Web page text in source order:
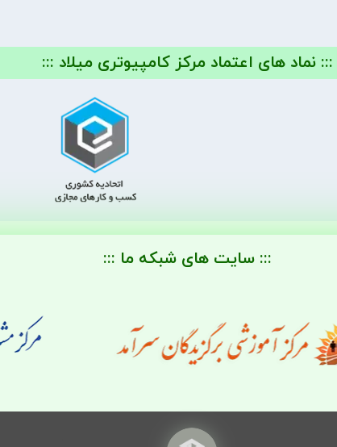
::: نماد های اعتماد مرکز کامپیوتری میلاد :::
::: سایت های شبکه ما :::